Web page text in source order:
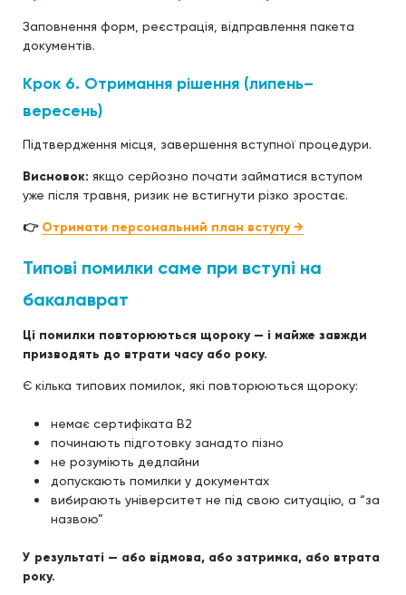
Заповнення форм, реєстрація, відправлення пакета
документів.
Крок 6. Отримання рішення (липень–
вересень)
Підтвердження місця, завершення вступної процедури.
Висновок: якщо серйозно почати займатися вступом
уже після травня, ризик не встигнути різко зростає.
👉 Отримати персональний план вступу →
Типові помилки саме при вступі на
бакалаврат
Ці помилки повторюються щороку — і майже завжди
призводять до втрати часу або року.
Є кілька типових помилок, які повторюються щороку:
немає сертифіката B2
починають підготовку занадто пізно
не розуміють дедлайни
допускають помилки у документах
вибирають університет не під свою ситуацію, а “за
назвою”
У результаті — або відмова, або затримка, або втрата
року.